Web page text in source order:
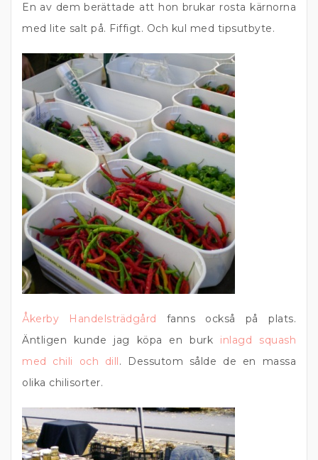
En av dem berättade att hon brukar rosta kärnorna
med lite salt på. Fiffigt. Och kul med tipsutbyte.
Åkerby Handelsträdgård fanns också på plats.
Äntligen kunde jag köpa en burk inlagd squash
med chili och dill. Dessutom sålde de en massa
olika chilisorter.